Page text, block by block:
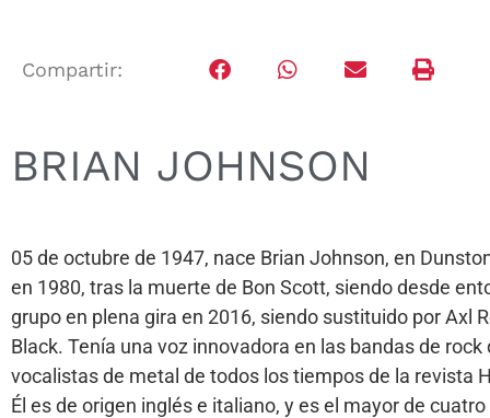
Compartir:
BRIAN JOHNSON
05 de octubre de 1947, nace Brian Johnson, en
en 1980, tras la muerte de Bon Scott, siendo desde
grupo en plena gira en 2016, siendo sustituido por Axl
Black. Tenía una voz innovadora en las bandas de
vocalistas de metal de todos los tiempos de la revista
Él es de origen inglés e italiano, y es el mayor de